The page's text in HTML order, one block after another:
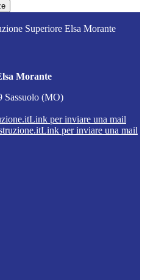
Superiore Elsa Morante
Morante
Sassuolo (MO)
Link per inviare una mail
Link per inviare una mail